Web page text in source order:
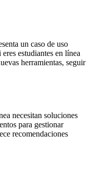
un caso de uso
estudiantes en línea
herramientas, seguir
necesitan soluciones
para gestionar
recomendaciones